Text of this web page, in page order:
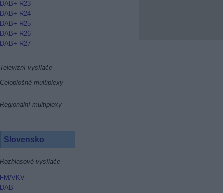
DAB+ R23
DAB+ R24
DAB+ R25
DAB+ R26
DAB+ R27
Televizní vysílače
Celoplošné multiplexy
Regionální multiplexy
Slovensko
Rozhlasové vysílače
FM/VKV
DAB